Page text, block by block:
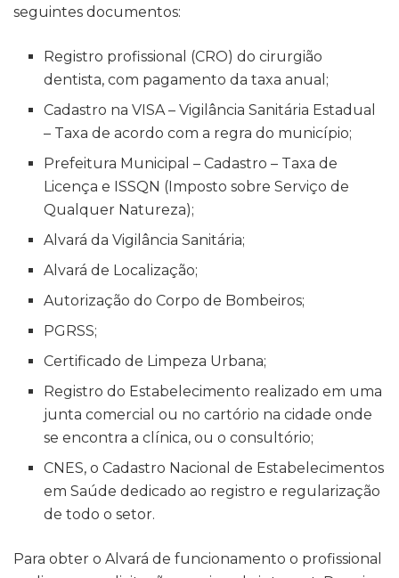
seguintes documentos:
Registro profissional (CRO) do cirurgião
dentista, com pagamento da taxa anual;
Cadastro na VISA – Vigilância Sanitária Estadual
– Taxa de acordo com a regra do município;
Prefeitura Municipal – Cadastro – Taxa de
Licença e ISSQN (Imposto sobre Serviço de
Qualquer Natureza);
Alvará da Vigilância Sanitária;
Alvará de Localização;
Autorização do Corpo de Bombeiros;
PGRSS;
Certificado de Limpeza Urbana;
Registro do Estabelecimento realizado em uma
junta comercial ou no cartório na cidade onde
se encontra a clínica, ou o consultório;
CNES, o Cadastro Nacional de Estabelecimentos
em Saúde dedicado ao registro e regularização
de todo o setor.
Para obter o Alvará de funcionamento o profissional